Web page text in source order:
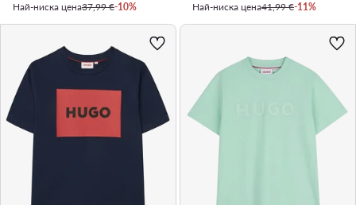
Най-ниска цена37,99 €-10%
Най-ниска цена41,99 €-11%